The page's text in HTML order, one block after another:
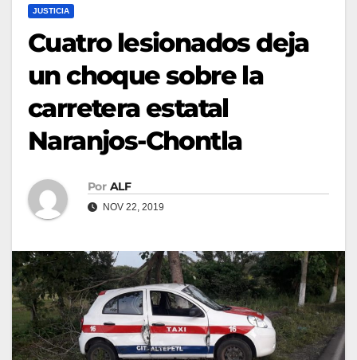
JUSTICIA
Cuatro lesionados deja
un choque sobre la
carretera estatal
Naranjos-Chontla
Por ALF
NOV 22, 2019